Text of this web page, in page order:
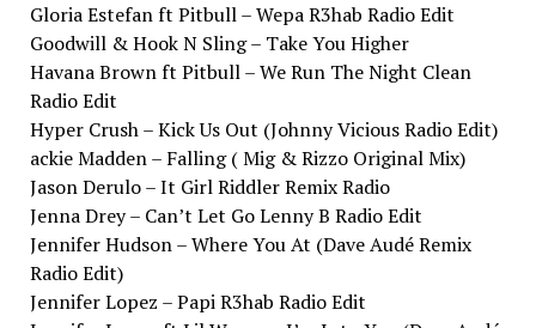
Gloria Estefan ft Pitbull – Wepa R3hab Radio Edit
Goodwill & Hook N Sling – Take You Higher
Havana Brown ft Pitbull – We Run The Night Clean
Radio Edit
Hyper Crush – Kick Us Out (Johnny Vicious Radio Edit)
ackie Madden – Falling ( Mig & Rizzo Original Mix)
Jason Derulo – It Girl Riddler Remix Radio
Jenna Drey – Can’t Let Go Lenny B Radio Edit
Jennifer Hudson – Where You At (Dave Audé Remix
Radio Edit)
Jennifer Lopez – Papi R3hab Radio Edit